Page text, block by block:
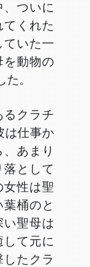
ついに
くれた
いた一
を動物の
。
クラチ
は仕事か
あまり
として
女性は聖
桶のと
聖母は
て元に
たクラ